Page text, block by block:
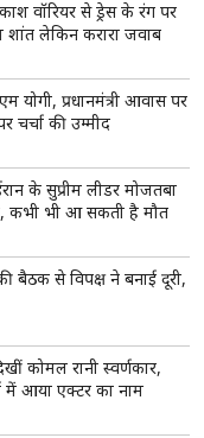
पानी, शरीर में
है
View More